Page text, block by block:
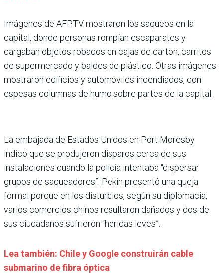
Imágenes de AFPTV mostraron los saqueos en la
capital, donde personas rompían escaparates y
cargaban objetos robados en cajas de cartón, carritos
de supermercado y baldes de plástico. Otras imágenes
mostraron edificios y automóviles incendiados, con
espesas columnas de humo sobre partes de la capital.
La embajada de Estados Unidos en Port Moresby
indicó que se produjeron disparos cerca de sus
instalaciones cuando la policía intentaba “dispersar
grupos de saqueadores”. Pekín presentó una queja
formal porque en los disturbios, según su diplomacia,
varios comercios chinos resultaron dañados y dos de
sus ciudadanos sufrieron “heridas leves”.
Lea también: Chile y Google construirán cable
submarino de fibra óptica